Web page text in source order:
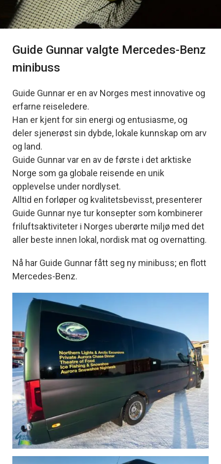
Guide Gunnar valgte Mercedes-Benz
minibuss
Guide Gunnar er en av Norges mest innovative og
erfarne reiseledere.
Han er kjent for sin energi og entusiasme, og
deler sjenerøst sin dybde, lokale kunnskap om arv
og land.
Guide Gunnar var en av de første i det arktiske
Norge som ga globale reisende en unik
opplevelse under nordlyset.
Alltid en forløper og kvalitetsbevisst, presenterer
Guide Gunnar nye tur konsepter som kombinerer
friluftsaktiviteter i Norges uberørte miljø med det
aller beste innen lokal, nordisk mat og overnatting.
Nå har Guide Gunnar fått seg ny minibuss; en flott
Mercedes-Benz.